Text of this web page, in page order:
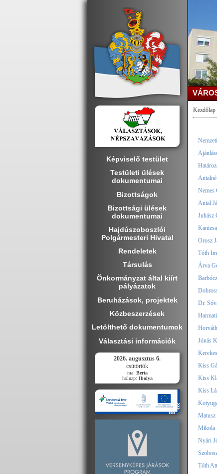
Képviselő testület
Testületi ülések
dokumentumai
Bizottságok
Bizottsági ülések
dokumentumai
Hajdúszoboszlói
Polgármesteri Hivatal
Rendeletek
Társulás
Önkormányzat által kiírt
pályázatok
Beruházások, projektek
Közbeszerzések
Letölthető dokumentumok
Választási információk
2026. augusztus 6.
csütörtök
ma: Berta
holnap: Ibolya
Kezdőlap
Nemes
Antal
Juhász
Orosz
Tóth
Árva
Dr.
Jónás
Kiss
Kiss
Kiss
Matusz
Mikola
Nyári
Tóth